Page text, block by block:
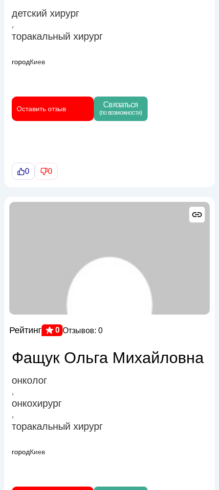
детский хирург
,
торакальный хирург
городКиев
Оставить отзыв Связаться
(по возможности)
0 0
Рейтинг 0 Отзывов: 0
Фащук Ольга Михайловна
онколог
,
онкохирург
,
торакальный хирург
городКиев